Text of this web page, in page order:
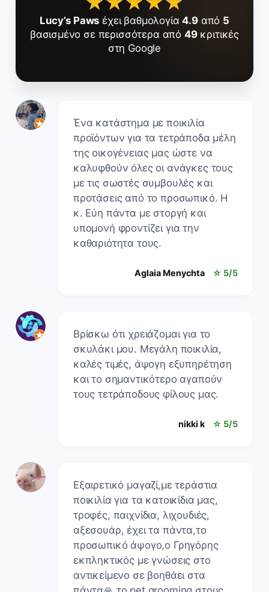
Lucy’s Paws έχει βαθμολογία4.9από 5
βασισμένο σε περισσότερα από 49κριτικές
στη Google
Ένα κατάστημα με ποικιλία
προϊόντων για τα τετράποδα μέλη
της οικογένειας μας ώστε να
καλυφθούν όλες οι ανάγκες τους
με τις σωστές συμβουλές και
προτάσεις από το προσωπικό. Η
κ. Εύη πάντα με στοργή και
υπομονή φροντίζει για την
καθαριότητα τους.
Aglaia Menychta ☆ 5/5
Βρίσκω ότι χρειάζομαι για το
σκυλάκι μου. Μεγάλη ποικιλία,
καλές τιμές, άψογη εξυπηρέτηση
και το σημαντικότερο αγαπούν
τους τετράποδους φίλους μας.
nikki k ☆ 5/5
Εξαιρετικό μαγαζί,με τεράστια
ποικιλία για τα κατοικίδια μας,
τροφές, παιχνίδια, λιχουδιές,
αξεσουάρ, έχει τα πάντα,το
προσωπικό άψογο,ο Γρηγόρης
εκπληκτικός με γνώσεις στο
αντικείμενο σε βοηθάει στα